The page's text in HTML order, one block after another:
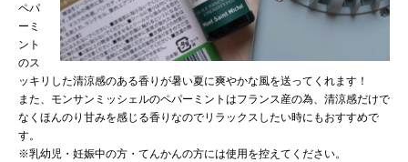
ペパ
ーミ
ント
のス
ッキリした清涼感のある香りが暑い夏に爽やかな風を送ってくれます！
また、モンサンミッシェルのペパーミントはフランス産の為、清涼感だけで
なくほんのり甘みを感じる香りなのでリラックスしたい時にもおすすめで
す。
※乳幼児・妊娠中の方・てんかんの方には使用を控えてください。